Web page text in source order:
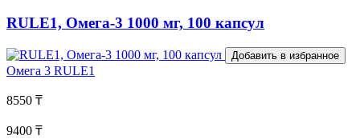
RULE1, Омега-3 1000 мг, 100 капсул
Добавить в избранное
Омега 3 RULE1
8550 ₸
9400 ₸